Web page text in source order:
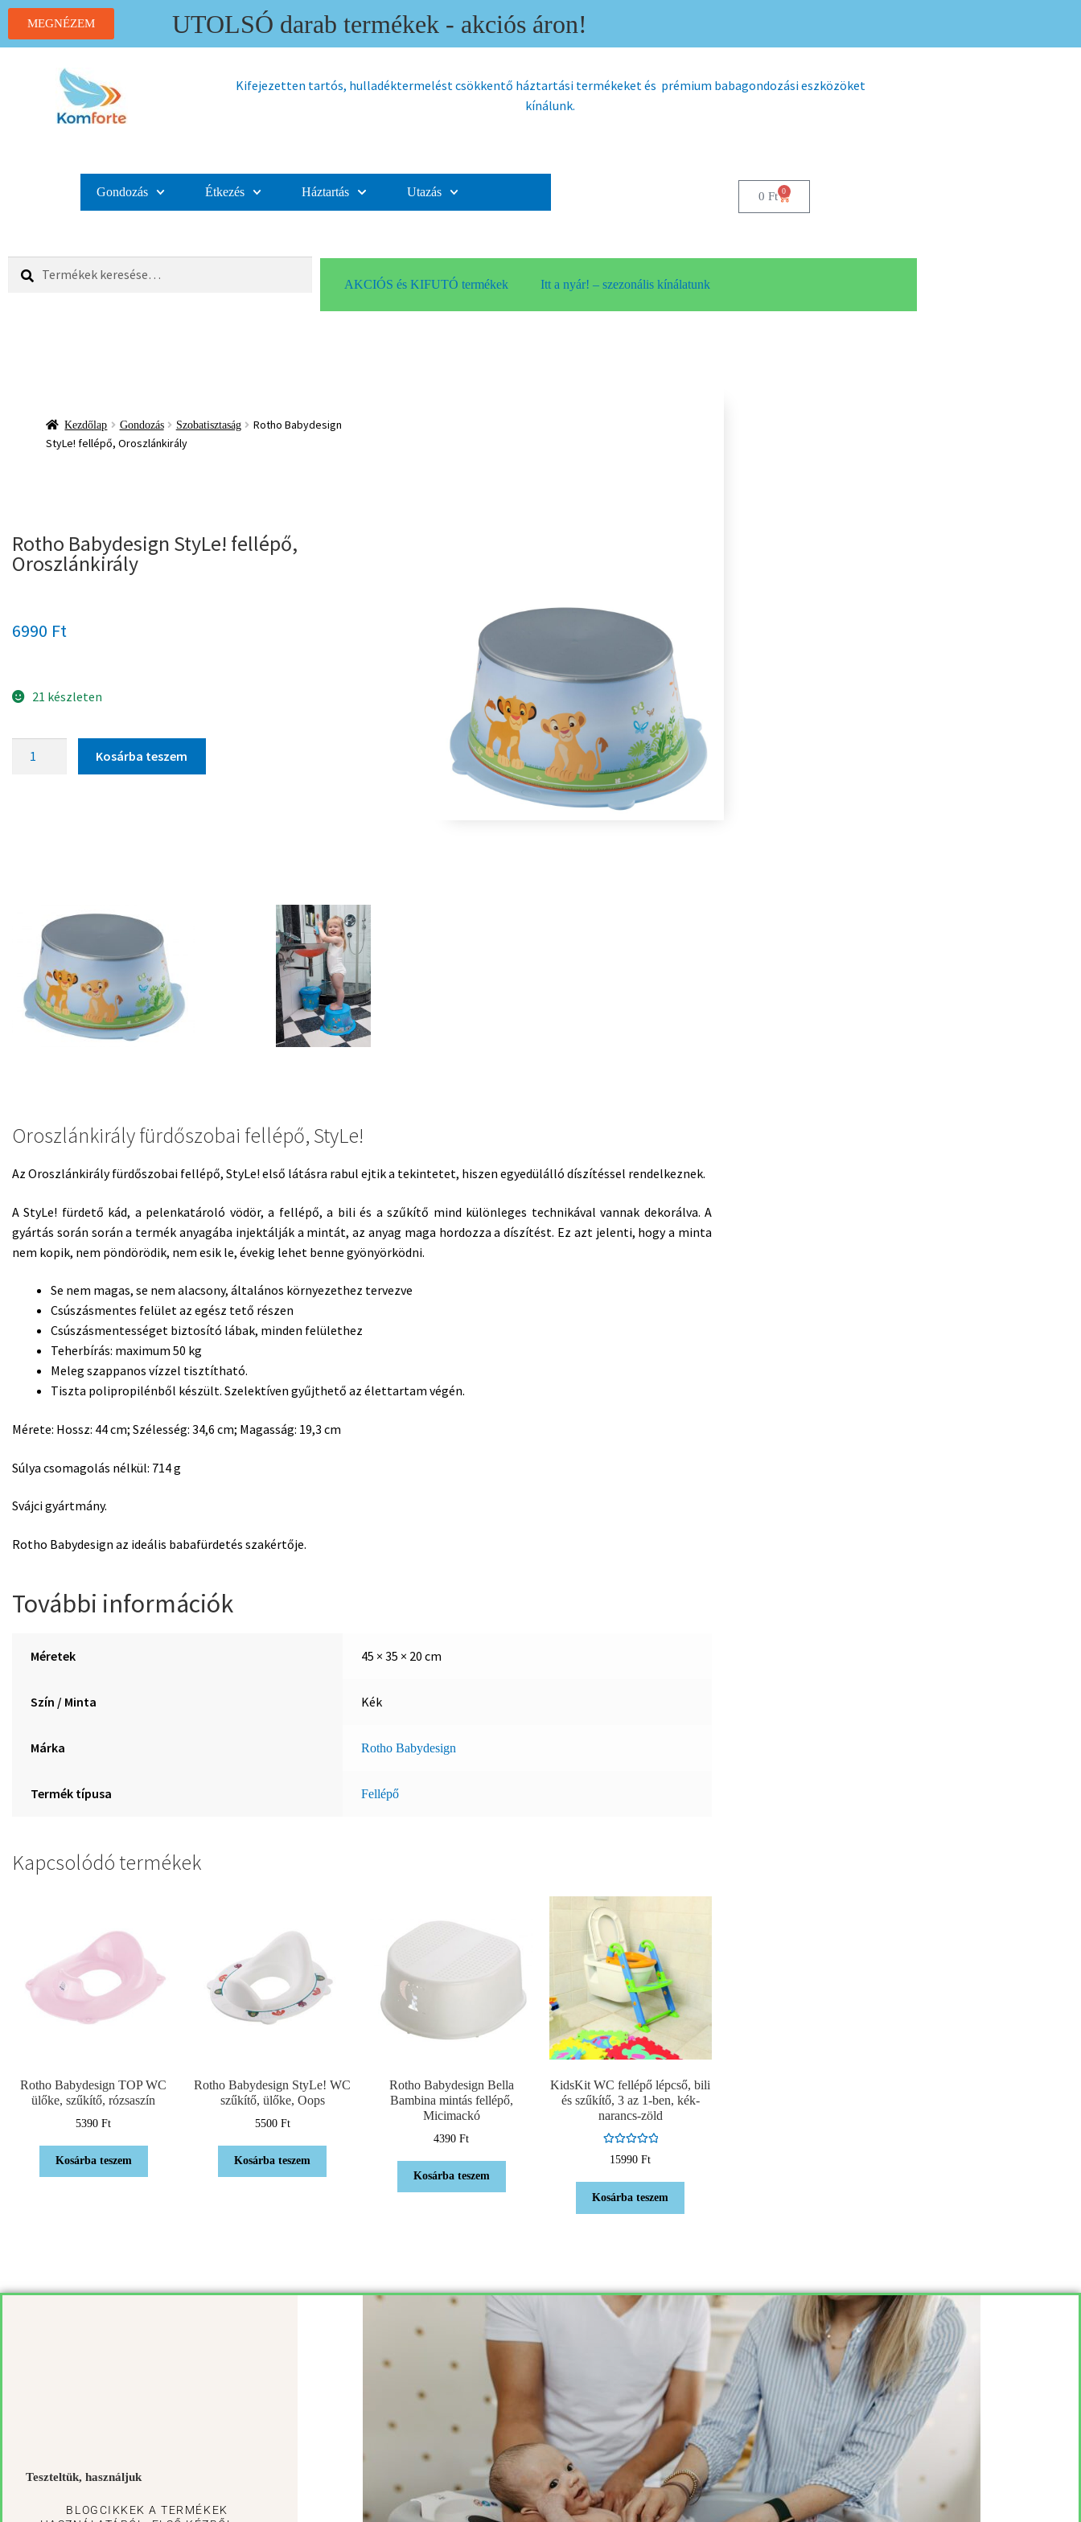
MEGNÉZEM UTOLSÓ darab termékek - akciós áron!
Kifejezetten tartós, hulladéktermelést csökkentő háztartási termékeket és prémium babagondozási eszközöket
kínálunk.
Gondozás Étkezés Háztartás Utazás 0 Ft 0
Keresés
AKCIÓS és KIFUTÓ termékek Itt a nyár! – szezonális kínálatunk
Kezdőlap Gondozás Szobatisztaság
Rotho Babydesign
StyLe! fellépő, Oroszlánkirály
Rotho Babydesign StyLe! fellépő,
Oroszlánkirály
6990 Ft
21 készleten
Kosárba teszem
Oroszlánkirály fürdőszobai fellépő, StyLe!
Az Oroszlánkirály fürdőszobai fellépő, StyLe! első látásra rabul ejtik a tekintetet, hiszen egyedülálló díszítéssel rendelkeznek.
A StyLe! fürdető kád, a pelenkatároló vödör, a fellépő, a bili és a szűkítő mind különleges technikával vannak dekorálva. A
gyártás során során a termék anyagába injektálják a mintát, az anyag maga hordozza a díszítést. Ez azt jelenti, hogy a minta
nem kopik, nem pöndörödik, nem esik le, évekig lehet benne gyönyörködni.
Se nem magas, se nem alacsony, általános környezethez tervezve
Csúszásmentes felület az egész tető részen
Csúszásmentességet biztosító lábak, minden felülethez
Teherbírás: maximum 50 kg
Meleg szappanos vízzel tisztítható.
Tiszta polipropilénből készült. Szelektíven gyűjthető az élettartam végén.
Mérete: Hossz: 44 cm; Szélesség: 34,6 cm; Magasság: 19,3 cm
Súlya csomagolás nélkül: 714 g
Svájci gyártmány.
Rotho Babydesign az ideális babafürdetés szakértője.
További információk
Méretek 45 × 35 × 20 cm
Szín / Minta Kék
Márka Rotho Babydesign
Termék típusa Fellépő
Kapcsolódó termékek
Rotho Babydesign TOP WC
ülőke, szűkítő, rózsaszín
5390Ft
Kosárba teszem
Rotho Babydesign StyLe! WC
szűkítő, ülőke, Oops
5500 Ft
Kosárba teszem
Rotho Babydesign Bella
Bambina mintás fellépő,
Micimackó
4390Ft
Kosárba teszem
KidsKit WC fellépő lépcső, bili
és szűkítő, 3 az 1-ben, kék-
narancs-zöld
15990Ft
Kosárba teszem
Teszteltük, használjuk
BLOGCIKKEK A TERMÉKEK